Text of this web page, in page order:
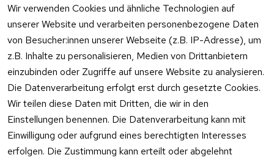
Wir verwenden Cookies und ähnliche Technologien auf
unserer Website und verarbeiten personenbezogene Daten
von Besucher:innen unserer Webseite (z.B. IP-Adresse), um
z.B. Inhalte zu personalisieren, Medien von Drittanbietern
einzubinden oder Zugriffe auf unsere Website zu analysieren.
Die Datenverarbeitung erfolgt erst durch gesetzte Cookies.
Wir teilen diese Daten mit Dritten, die wir in den
Einstellungen benennen. Die Datenverarbeitung kann mit
Einwilligung oder aufgrund eines berechtigten Interesses
erfolgen. Die Zustimmung kann erteilt oder abgelehnt
nweis
Verpacku
ngshinwei
se
Altgeräte
-
Entsorgu
ng
Vertrag
17:00 Uhr
Telefon
Kundenservic
e:
Mo – Fr 11:00
– 15:00 Uhr
Versa
ndpa
rtner